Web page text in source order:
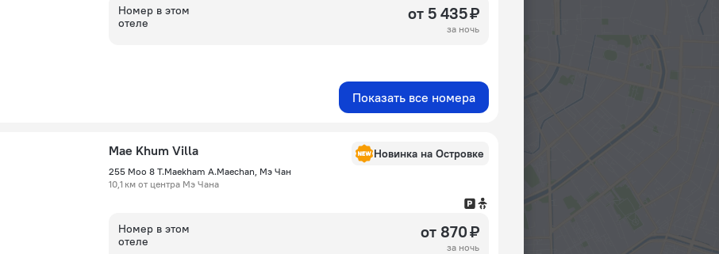
Номер в этом
отеле
от 5 435 ₽
за ночь
Показать все номера
Mae Khum Villa
255 Moo 8 T.Maekham A.Maechan, Мэ Чан
10,1 км от центра Мэ Чана
Новинка на Островке
Номер в этом
отеле
от 870 ₽
за ночь